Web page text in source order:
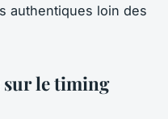
authentiques loin des
sur le timing